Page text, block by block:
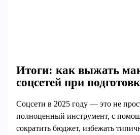
Итоги: как выжать
соцсетей при
Соцсети в 2025 году — это не
полноценный инструмент, с
сократить бюджет, избежать